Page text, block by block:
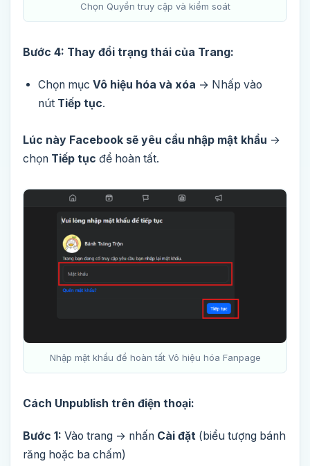
Chọn Quyền truy cập và kiểm soát
Bước 4: Thay đổi trạng thái của Trang:
Chọn mục Vô hiệu hóa và xóa → Nhấp vào
nút Tiếp tục.
Lúc này Facebook sẽ yêu cầu nhập mật khẩu →
chọn Tiếp tục để hoàn tất.
Nhập mật khẩu để hoàn tất Vô hiệu hóa Fanpage
Cách Unpublish trên điện thoại:
Bước 1: Vào trang → nhấn Cài đặt (biểu tượng bánh
răng hoặc ba chấm)